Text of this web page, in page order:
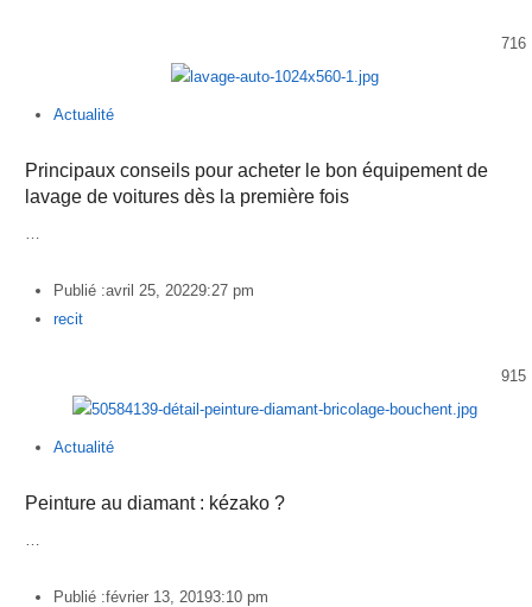
716
Actualité
Principaux conseils pour acheter le bon équipement de
lavage de voitures dès la première fois
…
Publié :avril 25, 20229:27 pm
Author
recit
915
Actualité
Peinture au diamant : kézako ?
…
Publié :février 13, 20193:10 pm